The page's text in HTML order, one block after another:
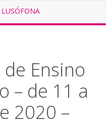
Ensino
– de 11 a
2020 –